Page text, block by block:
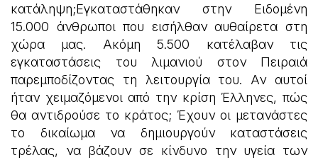
κατάληψη;Εγκαταστάθηκαν στην Ειδομένη
15.000 άνθρωποι που εισήλθαν αυθαίρετα στη
χώρα μας. Ακόμη 5.500 κατέλαβαν τις
εγκαταστάσεις του λιμανιού στον Πειραιά
παρεμποδίζοντας τη λειτουργία του. Αν αυτοί
ήταν χειμαζόμενοι από την κρίση Έλληνες, πώς
θα αντιδρούσε το κράτος; Έχουν οι μετανάστες
το δικαίωμα να δημιουργούν καταστάσεις
τρέλας, να βάζουν σε κίνδυνο την υγεία των